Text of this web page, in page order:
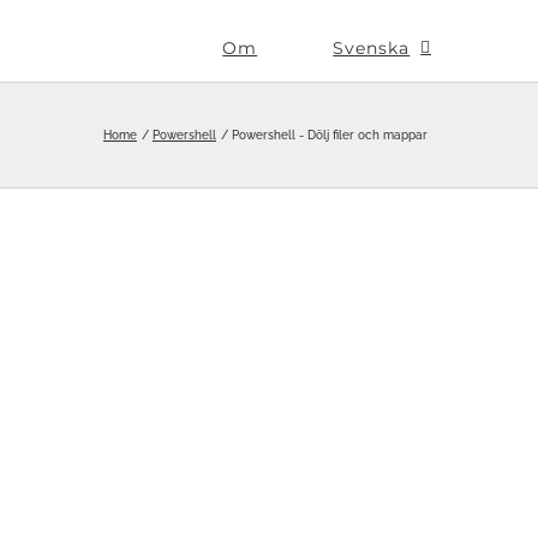
Om Svenska
Home Powershell Powershell - Dölj filer och mappar